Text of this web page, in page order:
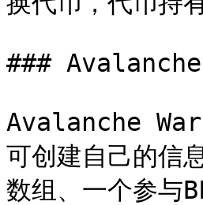
###
Avalanche
可创建自己的信
数组、一个参与